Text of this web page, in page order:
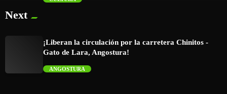
Next
¡Liberan la circulación por la carretera Chinitos -
Gato de Lara, Angostura!
ANGOSTURA